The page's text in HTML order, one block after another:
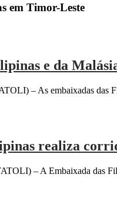
em Timor-Leste
e da
– As embaixadas das
realiza
– A Embaixada das